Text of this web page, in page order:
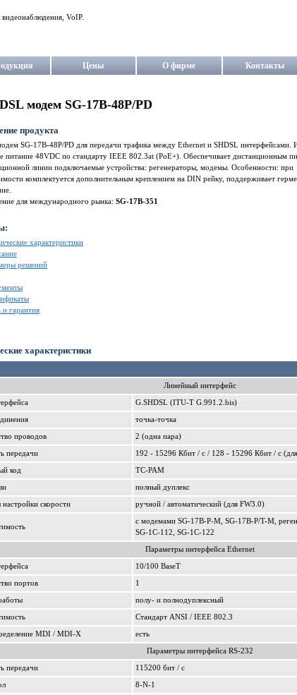
VoIP.
Цены О фирме Контакты
модем SG-17B-48P/PD
продукта
SG-17B-48P/PD для передачи трафика между Ethernet и SHDSL интерфейсами.
питание 48VDC по стандарту IEEE 802.3at (PoE+). Обеспечивает дистанционным
линии подключаемые устройства: регенераторы, модемы. Особенности: при
комплектуется дополнительным креплением на DIN рейку, поддерживает
для международного рынка: SG-17B-351
характеристики
решений
и гарантия
характеристики
Линейный интерфейс
G.SHDSL (ITU-T G.991.2.bis)
точка-точка
проводов 2 (одна пара)
передачи 192 - 15296 Кбит / с / 128 - 15296 Кбит / с
код ТС-РАМ
полный дуплекс
скорости ручной / автоматический (для FW3.0)
с модемами SG-17B-P-M, SG-17B-P/T-M,
SG-1C-112, SG-1C-122
Параметры интерфейса Ethernet
10/100 BaseT
портов 1
полу- и полнодуплексный
Стандарт ANSI / IEEE 802.3
MDI / MDI-X есть
Параметры интерфейса RS-232
передачи 115200 бит / с
8-N-1